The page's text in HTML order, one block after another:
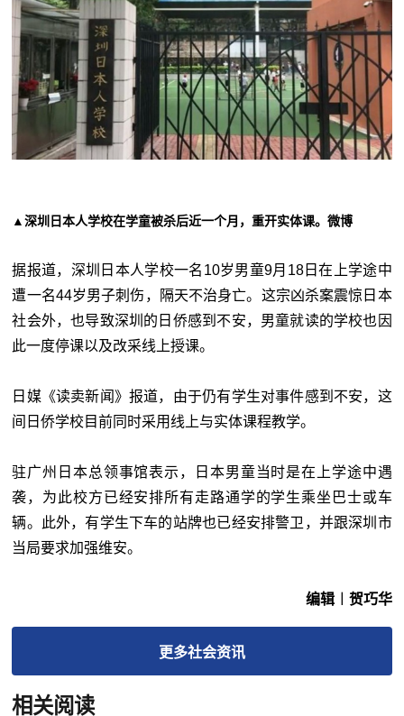
▲深圳日本人学校在学童被杀后近一个月，重开实体课。微博
据报道，深圳日本人学校一名10岁男童9月18日在上学途中
遭一名44岁男子刺伤，隔天不治身亡。这宗凶杀案震惊日本
社会外，也导致深圳的日侨感到不安，男童就读的学校也因
此一度停课以及改采线上授课。
日媒《读卖新闻》报道，由于仍有学生对事件感到不安，这
间日侨学校目前同时采用线上与实体课程教学。
驻广州日本总领事馆表示，日本男童当时是在上学途中遇
袭，为此校方已经安排所有走路通学的学生乘坐巴士或车
辆。此外，有学生下车的站牌也已经安排警卫，并跟深圳市
当局要求加强维安。
编辑︱贺巧华
更多社会资讯
相关阅读